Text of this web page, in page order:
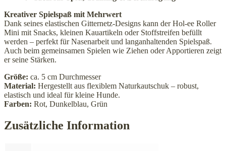
Kreativer Spielspaß mit Mehrwert
Dank seines elastischen Gitternetz-Designs kann der Hol-ee Roller
Mini mit Snacks, kleinen Kauartikeln oder Stoffstreifen befüllt
werden – perfekt für Nasenarbeit und langanhaltenden Spielspaß.
Auch beim gemeinsamen Spielen wie Ziehen oder Apportieren zeigt
er seine Stärken.
Größe: ca. 5 cm Durchmesser
Material: Hergestellt aus flexiblem Naturkautschuk – robust,
elastisch und ideal für kleine Hunde.
Farben: Rot, Dunkelblau, Grün
Zusätzliche Information